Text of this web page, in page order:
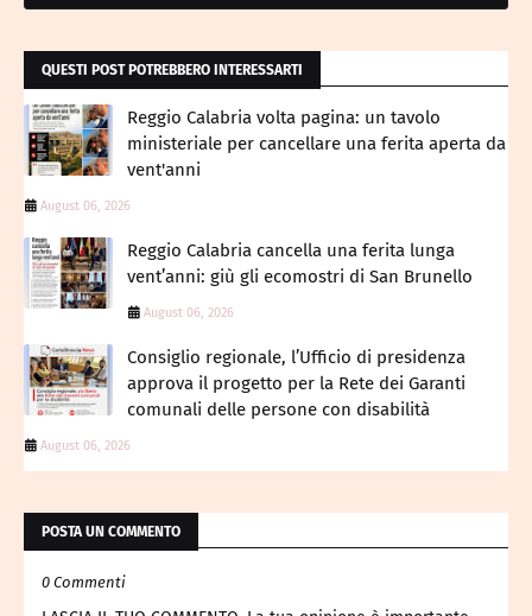
QUESTI POST POTREBBERO INTERESSARTI
​Reggio Calabria volta pagina: un tavolo
ministeriale per cancellare una ferita aperta da
vent'anni
August 06, 2026
Reggio Calabria cancella una ferita lunga
vent’anni: giù gli ecomostri di San Brunello
August 06, 2026
Consiglio regionale, l’Ufficio di presidenza
approva il progetto per la Rete dei Garanti
comunali delle persone con disabilità
August 06, 2026
POSTA UN COMMENTO
0 Commenti